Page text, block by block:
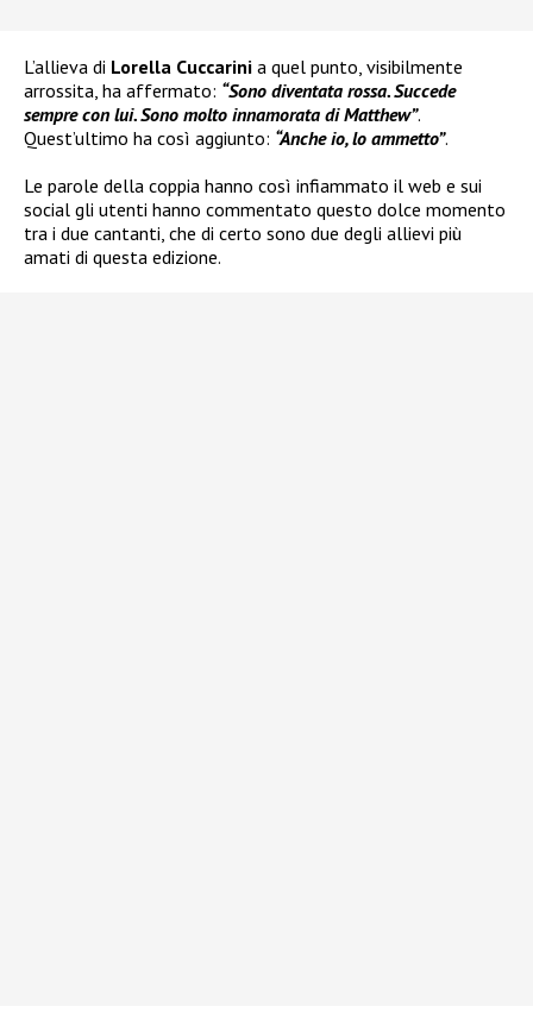
L’allieva di Lorella Cuccarini a quel punto, visibilmente
arrossita, ha affermato: “Sono diventata rossa. Succede
sempre con lui. Sono molto innamorata di Matthew”.
Quest’ultimo ha così aggiunto: “Anche io, lo ammetto”.
Le parole della coppia hanno così infiammato il web e sui
social gli utenti hanno commentato questo dolce momento
tra i due cantanti, che di certo sono due degli allievi più
amati di questa edizione.